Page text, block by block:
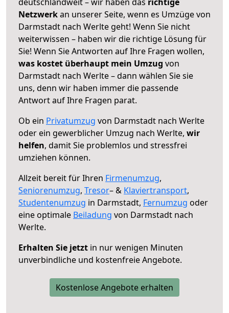
Netzwerkan unserer Seite, wenn es Umzüge von
Darmstadt nach Werlte geht! Wenn Sie nicht
weiterwissen – haben wir die richtige Lösung für
Sie! Wenn Sie Antworten auf Ihre Fragen wollen,
was kostet überhaupt mein Umzug von
Darmstadt nach Werlte – dann wählen Sie sie
uns, denn wir haben immer die passende
Antwort auf Ihre Fragen parat.
Ob ein Privatumzug von Darmstadt nach Werlte
oder ein gewerblicher Umzug nach Werlte, wir
helfen, damit Sie problemlos und stressfrei
umziehen können.
Allzeit bereit für Ihren Firmenumzug,
Seniorenumzug, Tresor– & Klaviertransport,
Studentenumzug in Darmstadt, Fernumzug oder
eine optimale Beiladung von Darmstadt nach
Werlte.
Erhalten Sie jetzt in nur wenigen Minuten
unverbindliche und kostenfreie Angebote.
Kostenlose Angebote erhalten